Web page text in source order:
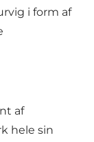
i form af
af
hele sin